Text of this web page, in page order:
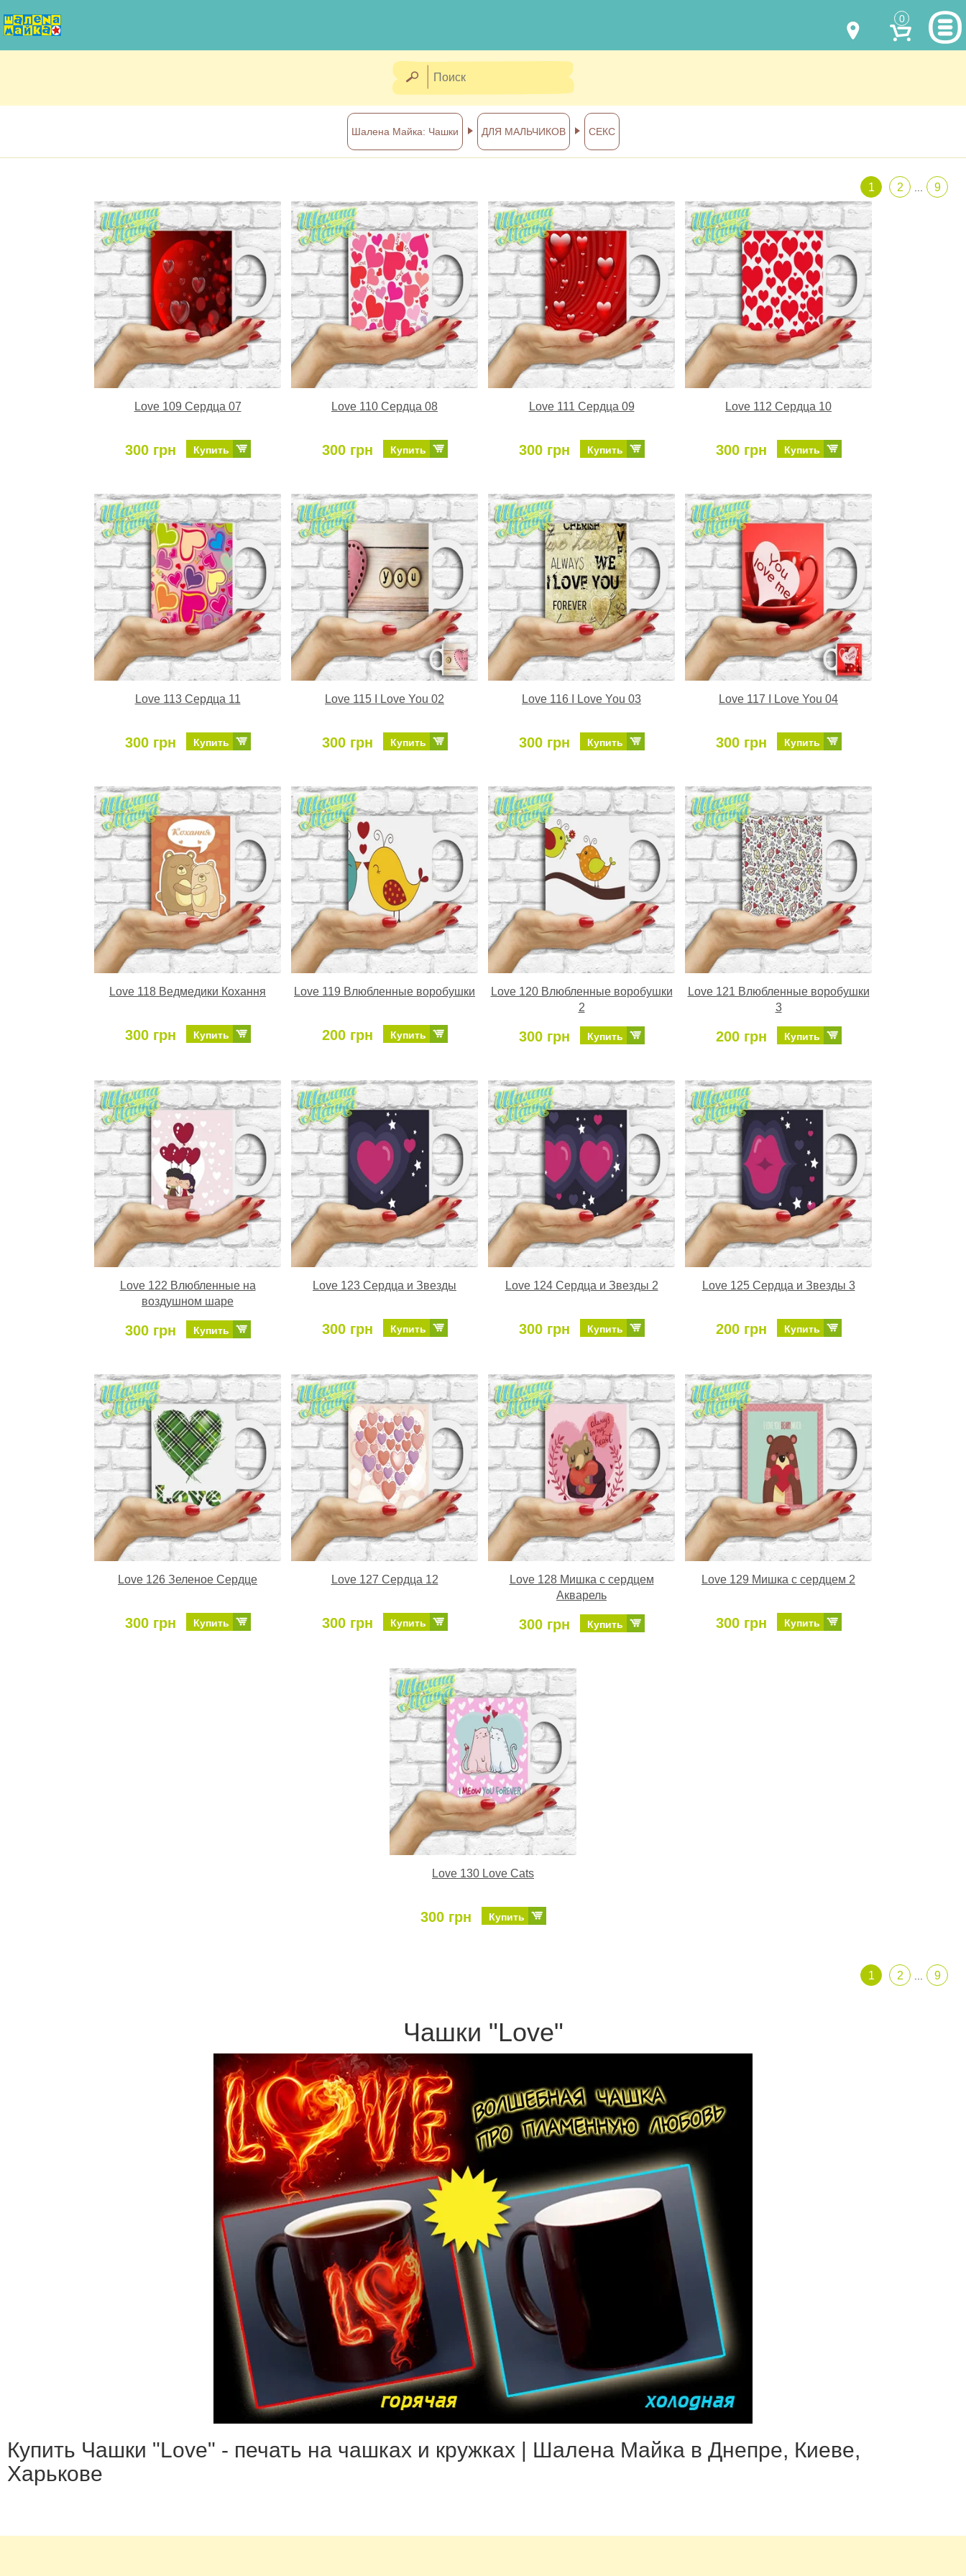
0
г.Днепр, ул. Ярослава Мудрого, 68
Посмотреть на карте
Отправка по Украине каждый день
КАК НАС НАЙТИ
ПОЛНАЯ ВЕРСИЯ САЙТА
Шалена Майка: Чашки ДЛЯ МАЛЬЧИКОВ СЕКС
1 2 9
Love 109 Сердца 07
300 грн Купить
Love 110 Сердца 08
300 грн Купить
Love 111 Сердца 09
300 грн Купить
Love 112 Сердца 10
300 грн Купить
Love 113 Сердца 11
300 грн Купить
Love 115 I Love You 02
300 грн Купить
Love 116 I Love You 03
300 грн Купить
Love 117 I Love You 04
300 грн Купить
Love 118 Ведмедики Кохання
300 грн Купить
Love 119 Влюбленные воробушки
200 грн Купить
Love 120 Влюбленные воробушки
2
300 грн Купить
Love 121 Влюбленные воробушки
3
200 грн Купить
Love 122 Влюбленные на
воздушном шаре
300 грн Купить
Love 123 Сердца и Звезды
300 грн Купить
Love 124 Сердца и Звезды 2
300 грн Купить
Love 125 Сердца и Звезды 3
200 грн Купить
Love 126 Зеленое Сердце
300 грн Купить
Love 127 Сердца 12
300 грн Купить
Love 128 Мишка с сердцем
Акварель
300 грн Купить
Love 129 Мишка с сердцем 2
300 грн Купить
Love 130 Love Cats
300 грн Купить
1 2 9
Чашки "Love"
Купить Чашки "Love" - печать на чашках и кружках | Шалена Майка в Днепре, Киеве,
Харькове